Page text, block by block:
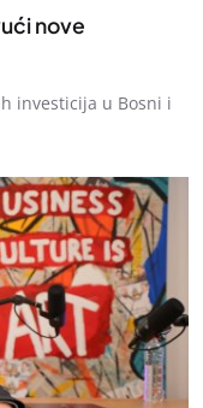
nove
investicija u Bosni i